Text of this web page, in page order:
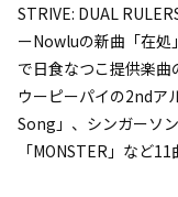
STRIVE: DUAL
ーNowluの新曲「在処
で日食なつこ提供楽曲
ウーピーパイの2ndア
Song」、シンガーソ
「MONSTER」など